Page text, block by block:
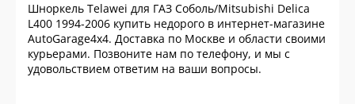
Шноркель Telawei для ГАЗ Соболь/Mitsubishi Delica
L400 1994-2006 купить недорого в интернет-магазине
AutoGarage4x4. Доставка по Москве и области своими
курьерами. Позвоните нам по телефону, и мы с
удовольствием ответим на ваши вопросы.